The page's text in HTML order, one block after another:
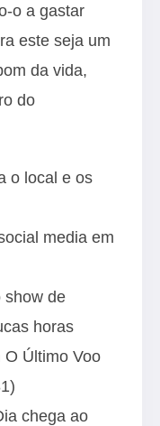
o a gastar
este seja um
da vida,
do
o local e os
media em
show de
horas
Último Voo
chega ao